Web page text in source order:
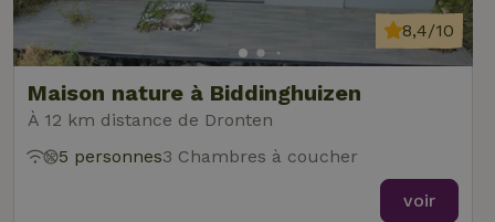
Maison nature à Biddinghuizen
À 12 km distance de Dronten
8,4/10
5 personnes3 Chambres à coucher
voir